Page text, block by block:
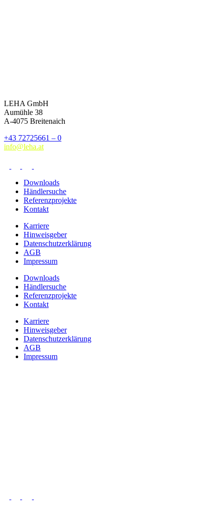
LEHA GmbH
Aumühle 38
A-4075 Breitenaich
+43 72725661 – 0
info@leha.at
Downloads
Händlersuche
Referenzprojekte
Kontakt
Karriere
Hinweisgeber
Datenschutzerklärung
AGB
Impressum
Downloads
Händlersuche
Referenzprojekte
Kontakt
Karriere
Hinweisgeber
Datenschutzerklärung
AGB
Impressum